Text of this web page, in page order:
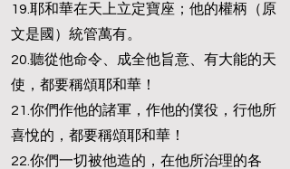
19.耶和華在天上立定寶座；他的權柄（原
文是國）統管萬有。
20.聽從他命令、成全他旨意、有大能的天
使，都要稱頌耶和華！
21.你們作他的諸軍，作他的僕役，行他所
喜悅的，都要稱頌耶和華！
22.你們一切被他造的，在他所治理的各